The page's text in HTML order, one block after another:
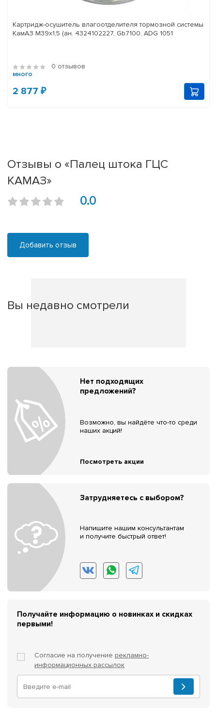
Картридж-осушитель влагоотделителя тормозной системы
КамАЗ M39x1,5 (ан. 4324102227, Gb7100, ADG 1051
0 отзывов
много
2 877 ₽
Отзывы о «Палец штока ГЦС
КАМАЗ»
0.0
Добавить отзыв
Вы недавно смотрели
Нет подходящих
предложений?
Возможно, вы найдёте что-то среди
наших акций!
Посмотреть акции
Затрудняетесь с выбором?
Напишите нашим консультантам
и получите быстрый ответ!
Получайте информацию о новинках и скидках
первыми!
Согласие на получение рекламно-
информационных рассылок